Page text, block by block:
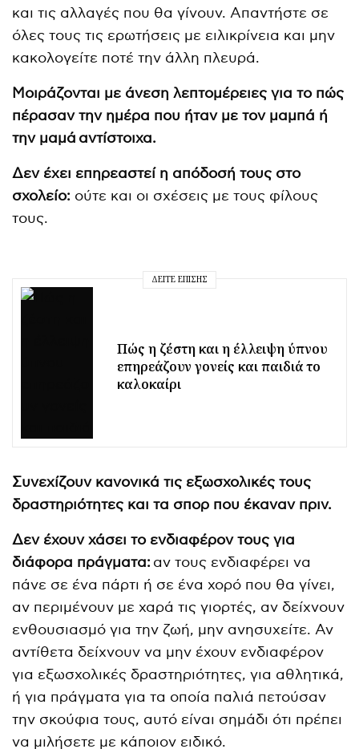
και τις αλλαγές που θα γίνουν. Απαντήστε σε
όλες τους τις ερωτήσεις με ειλικρίνεια και μην
κακολογείτε ποτέ την άλλη πλευρά.
Μοιράζονται με άνεση λεπτομέρειες για το πώς
πέρασαν την ημέρα που ήταν με τον μαμπά ή
την μαμά αντίστοιχα.
Δεν έχει επηρεαστεί η απόδοσή τους στο
σχολείο: ούτε και οι σχέσεις με τους φίλους
τους.
ΔΕΊΤΕ ΕΠΊΣΗΣ
Πώς η ζέστη και η έλλειψη ύπνου
επηρεάζουν γονείς και παιδιά το
καλοκαίρι
Συνεχίζουν κανονικά τις εξωσχολικές τους
δραστηριότητες και τα σπορ που έκαναν πριν.
Δεν έχουν χάσει το ενδιαφέρον τους για
διάφορα πράγματα: αν τους ενδιαφέρει να
πάνε σε ένα πάρτι ή σε ένα χορό που θα γίνει,
αν περιμένουν με χαρά τις γιορτές, αν δείχνουν
ενθουσιασμό για την ζωή, μην ανησυχείτε. Αν
αντίθετα δείχνουν να μην έχουν ενδιαφέρον
για εξωσχολικές δραστηριότητες, για αθλητικά,
ή για πράγματα για τα οποία παλιά πετούσαν
την σκούφια τους, αυτό είναι σημάδι ότι πρέπει
να μιλήσετε με κάποιον ειδικό.